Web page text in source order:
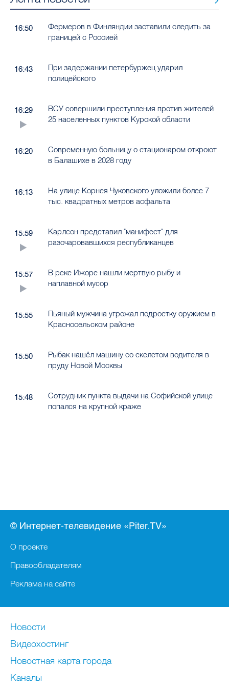
16:50
Фермеров в Финляндии заставили следить за
границей с Россией
16:43
При задержании петербуржец ударил
полицейского
16:29
ВСУ совершили преступления против жителей
25 населенных пунктов Курской области
16:20
Современную больницу о стационаром откроют
в Балашихе в 2028 году
16:13
На улице Корнея Чуковского уложили более 7
тыс. квадратных метров асфальта
15:59
Карлсон представил "манифест" для
разочаровавшихся республиканцев
15:57
В реке Ижоре нашли мертвую рыбу и
наплавной мусор
15:55
Пьяный мужчина угрожал подростку оружием в
Красносельском районе
15:50
Рыбак нашёл машину со скелетом водителя в
пруду Новой Москвы
15:48
Сотрудник пункта выдачи на Софийской улице
попался на крупной краже
© Интернет-телевидение «Piter.TV»
О проекте
Правообладателям
Реклама на сайте
Новости
Видеохостинг
Новостная карта города
Каналы